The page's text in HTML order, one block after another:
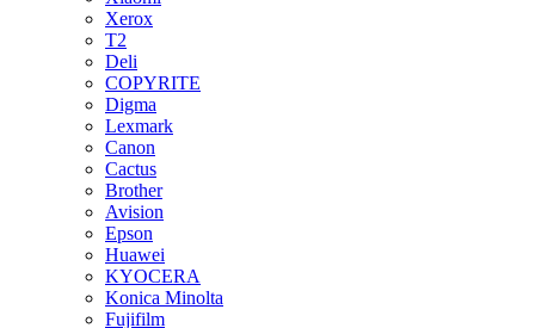
Xerox
T2
Deli
COPYRITE
Digma
Lexmark
Canon
Cactus
Brother
Avision
Epson
Huawei
KYOCERA
Konica Minolta
Fujifilm